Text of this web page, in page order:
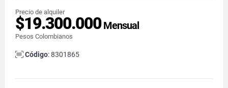
Precio de alquiler
$19.300.000Mensual
Pesos Colombianos
Código: 8301865